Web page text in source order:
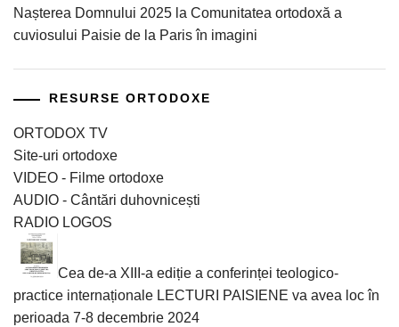
Nașterea Domnului 2025 la Comunitatea ortodoxă a
cuviosului Paisie de la Paris în imagini
RESURSE ORTODOXE
ORTODOX TV
Site-uri ortodoxe
VIDEO - Filme ortodoxe
AUDIO - Cântări duhovnicești
RADIO LOGOS
Cea de-a XIII-a ediție a conferinței teologico-
practice internaționale LECTURI PAISIENE va avea loc în
perioada 7-8 decembrie 2024